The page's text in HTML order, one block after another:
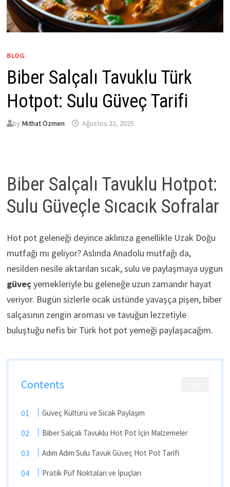
BLOG
Biber Salçalı Tavuklu Türk
Hotpot: Sulu Güveç Tarifi
by Mithat Özmen Ağustos 22, 2025
Biber Salçalı Tavuklu Hotpot:
Sulu Güveçle Sıcacık Sofralar
Hot pot geleneği deyince aklınıza genellikle Uzak Doğu
mutfağı mı geliyor? Aslında Anadolu mutfağı da,
nesilden nesile aktarılan sıcak, sulu ve paylaşmaya uygun
güveçyemekleriyle bu geleneğe uzun zamandır hayat
veriyor. Bugün sizlerle ocak üstünde yavaşça pişen, biber
salçasının zengin aroması ve tavuğun lezzetiyle
buluştuğu nefis bir Türk hot pot yemeği paylaşacağım.
Contents
Güveç Kültürü ve Sıcak Paylaşım
Biber Salçalı Tavuklu Hot Pot İçin Malzemeler
Adım Adım Sulu Tavuk Güveç Hot Pot Tarifi
Pratik Püf Noktaları ve İpuçları